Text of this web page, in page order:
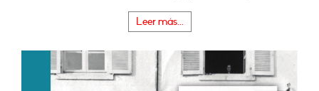
Leer más...